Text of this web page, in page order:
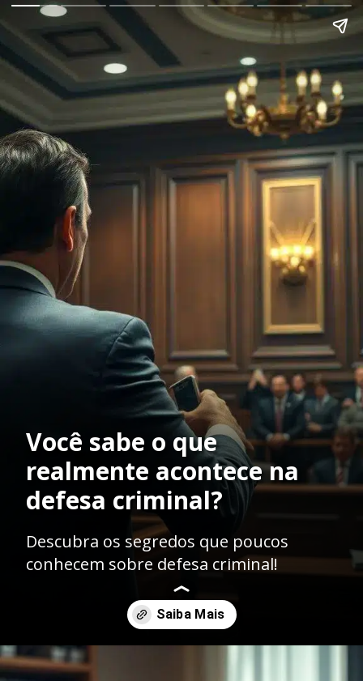
Você sabe o que
realmente acontece na
defesa criminal?
Descubra os segredos que poucos
conhecem sobre defesa criminal!
Opening